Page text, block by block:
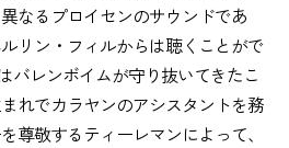
なるプロイセンのサウンドであ
リン・フィルからは聴くことがで
バレンボイムが守り抜いてきたこ
れでカラヤンのアシスタントを務
尊敬するティーレマンによって、